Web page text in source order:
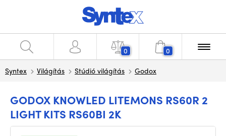
0 0
Syntex Világítás Stúdió világítás Godox
GODOX KNOWLED LITEMONS RS60R 2
LIGHT KITS RS60BI 2K